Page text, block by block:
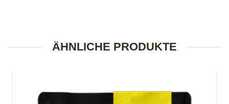
ÄHNLICHE PRODUKTE